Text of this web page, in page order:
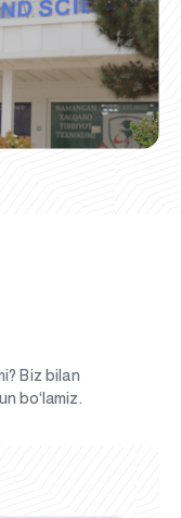
Biz bilan
bo‘lamiz.